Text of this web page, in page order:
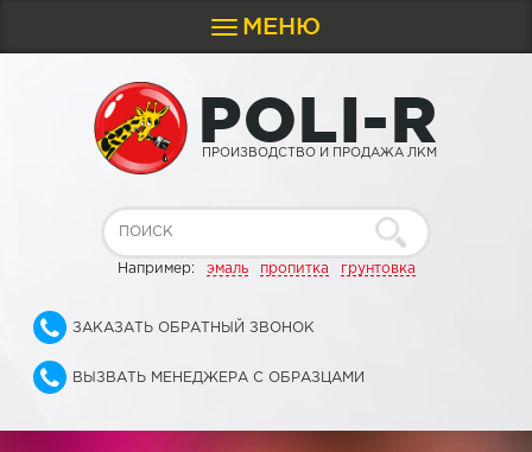
Toggle
navigation
МЕНЮ
POLI-R
ПРОИЗВОДСТВО И ПРОДАЖА ЛКМ
Например: эмаль пропитка грунтовка
ЗАКАЗАТЬ ОБРАТНЫЙ ЗВОНОК
ВЫЗВАТЬ МЕНЕДЖЕРА С ОБРАЗЦАМИ